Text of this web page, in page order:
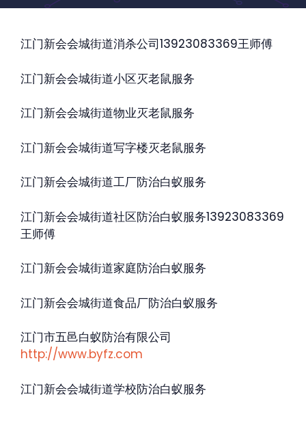
江门新会会城街道消杀公司13923083369王师傅
江门新会会城街道小区灭老鼠服务
江门新会会城街道物业灭老鼠服务
江门新会会城街道写字楼灭老鼠服务
江门新会会城街道工厂防治白蚁服务
江门新会会城街道社区防治白蚁服务13923083369
王师傅
江门新会会城街道家庭防治白蚁服务
江门新会会城街道食品厂防治白蚁服务
江门市五邑白蚁防治有限公司
http://www.byfz.com
江门新会会城街道学校防治白蚁服务